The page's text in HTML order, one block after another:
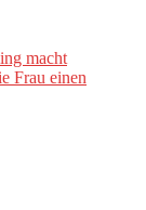
macht
Frau einen